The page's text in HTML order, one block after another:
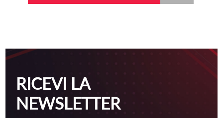
RICEVI LA
NEWSLETTER